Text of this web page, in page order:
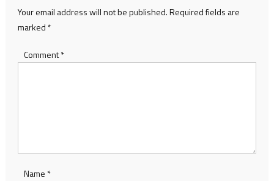
Your email address will not be published.Required fields are
marked *
Comment*
Name *